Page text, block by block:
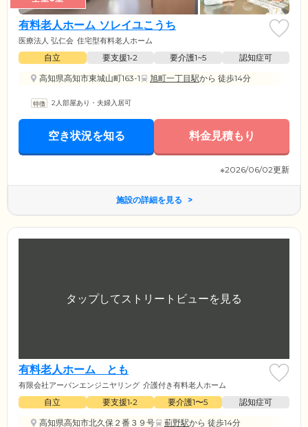
有料老人ホーム ソレイユこうち
医療法人 弘仁会 住宅型有料老人ホーム
自立 要支援1•2 要介護1~5
認知症可
高知県高知市東城山町163-1
旭町一丁目駅から 徒歩14分
2人部屋あり・夫婦入居可
空き状況を知る 料金見積もり
※2026/06/02更新
施設の詳細を見る
有料老人ホーム とも
有限会社アーバンエンジニヤリング 介護付き有料老人ホーム
自立 要支援1•2 要介護1〜5
認知症可
高知県高知市北久保２番３９号
薊野駅から 徒歩14分